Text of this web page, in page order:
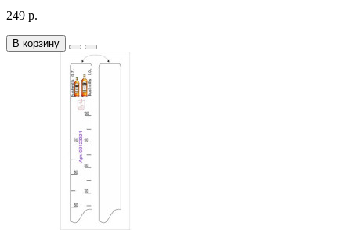
249 р.
В корзину